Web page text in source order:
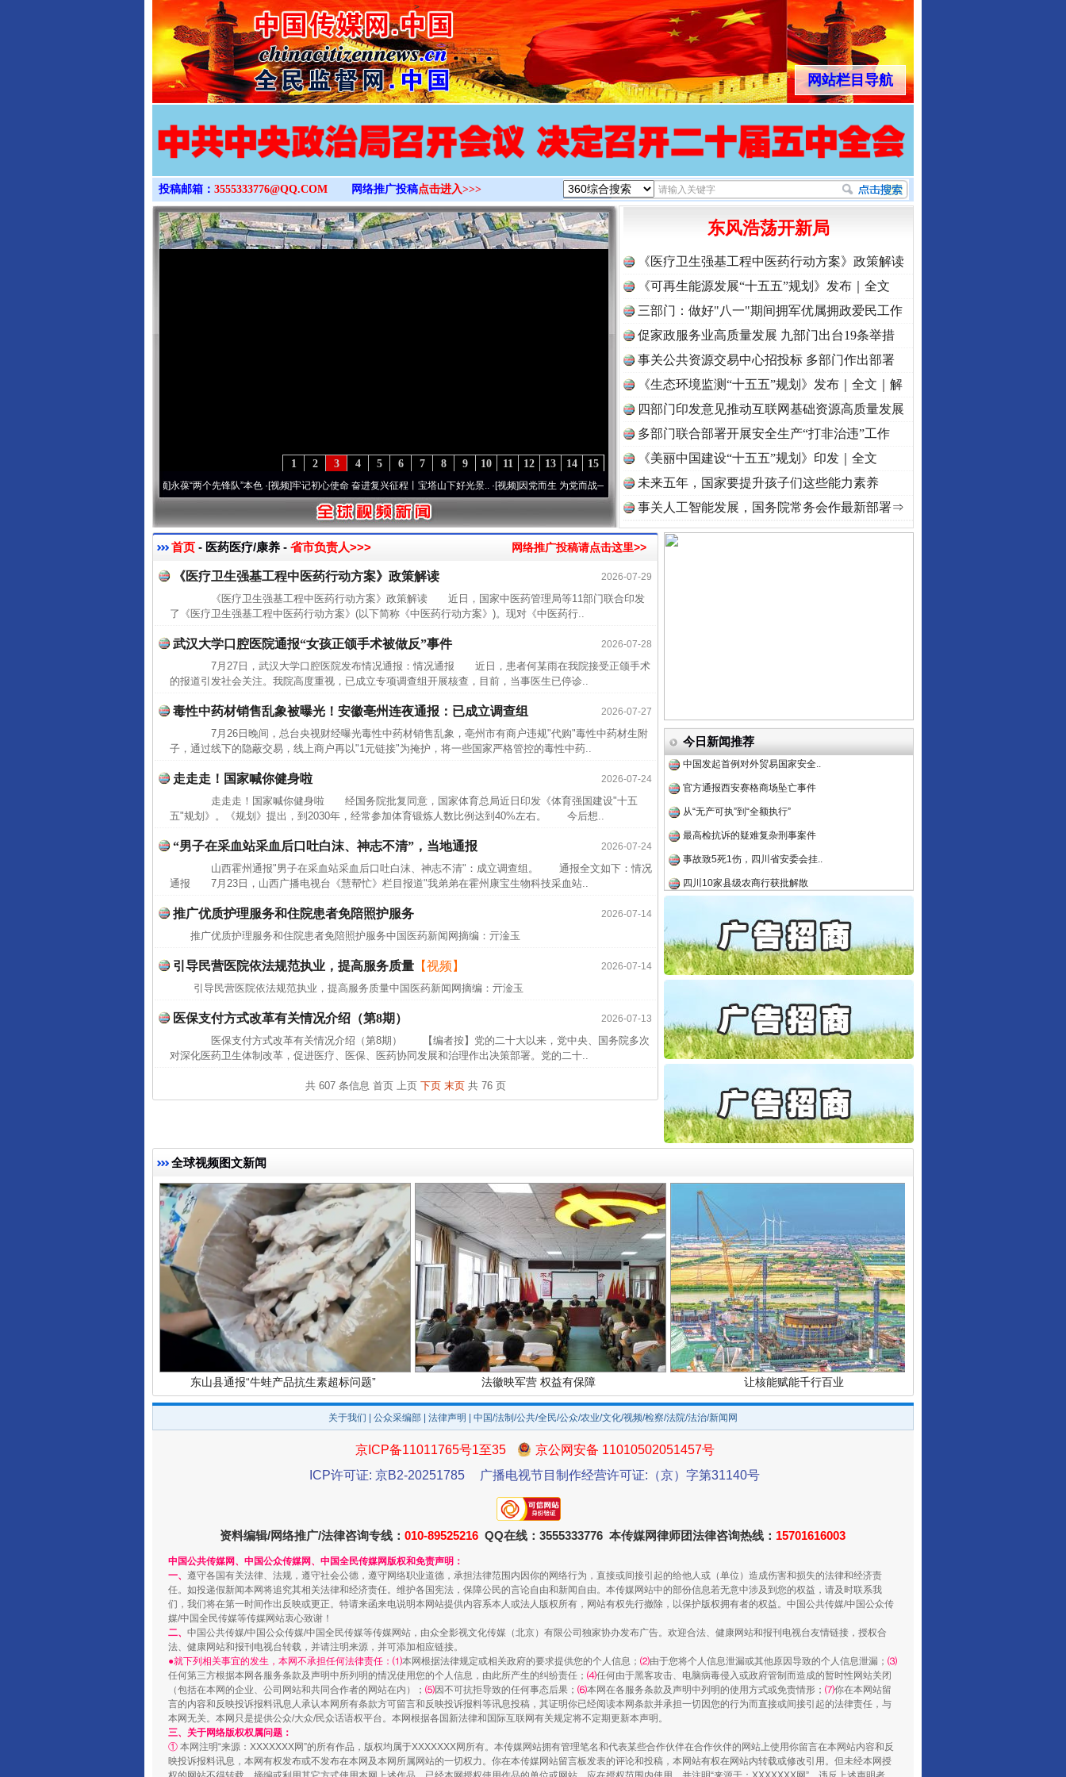
>
网站栏目导航
投稿邮箱： 3555333776@QQ.COM 网络推广投稿点击进入>>>
15
14
13
12
11
10
9
8
7
6
5
4
3
2
1
永葆“两个先锋队”本色·[视频]牢记初心使命 奋进复兴征程丨宝塔山下好光景..·[视频]因党而生 为党而战——百年“纪”事⑧加强纪律..·[视频]牢记初心使命 奋进复兴征程丨“转折之城”激荡..
东风浩荡开新局
《医疗卫生强基工程中医药行动方案》政策解读
《可再生能源发展“十五五”规划》发布｜全文
三部门：做好"八一"期间拥军优属拥政爱民工作
促家政服务业高质量发展 九部门出台19条举措
事关公共资源交易中心招投标 多部门作出部署
《生态环境监测“十五五”规划》发布｜全文｜解
读
四部门印发意见推动互联网基础资源高质量发展
多部门联合部署开展安全生产“打非治违”工作
《美丽中国建设“十五五”规划》印发｜全文
未来五年，国家要提升孩子们这些能力素养
事关人工智能发展，国务院常务会作最新部署⇒
首页 - 医药医疗/康养 - 省市负责人>>> 网络推广投稿请点击这里>>
2026-07-29
《医疗卫生强基工程中医药行动方案》政策解读
《医疗卫生强基工程中医药行动方案》政策解读 近日，国家中医药管理局等11部门联合印发
了《医疗卫生强基工程中医药行动方案》(以下简称《中医药行动方案》)。现对《中医药行..
2026-07-28
武汉大学口腔医院通报“女孩正颌手术被做反”事件
7月27日，武汉大学口腔医院发布情况通报：情况通报 近日，患者何某雨在我院接受正颌手术
的报道引发社会关注。我院高度重视，已成立专项调查组开展核查，目前，当事医生已停诊..
2026-07-27
毒性中药材销售乱象被曝光！安徽亳州连夜通报：已成立调查组
7月26日晚间，总台央视财经曝光毒性中药材销售乱象，亳州市有商户违规"代购"毒性中药材生附
子，通过线下的隐蔽交易，线上商户再以"1元链接"为掩护，将一些国家严格管控的毒性中药..
2026-07-24
走走走！国家喊你健身啦
走走走！国家喊你健身啦 经国务院批复同意，国家体育总局近日印发《体育强国建设"十五
五"规划》。《规划》提出，到2030年，经常参加体育锻炼人数比例达到40%左右。 今后想..
2026-07-24
“男子在采血站采血后口吐白沫、神志不清”，当地通报
山西霍州通报"男子在采血站采血后口吐白沫、神志不清"：成立调查组。 通报全文如下：情况
通报 7月23日，山西广播电视台《慧帮忙》栏目报道"我弟弟在霍州康宝生物科技采血站..
2026-07-14
推广优质护理服务和住院患者免陪照护服务
推广优质护理服务和住院患者免陪照护服务中国医药新闻网摘编：亓淦玉
2026-07-14
引导民营医院依法规范执业，提高服务质量 【视频】
引导民营医院依法规范执业，提高服务质量中国医药新闻网摘编：亓淦玉
2026-07-13
医保支付方式改革有关情况介绍（第8期）
医保支付方式改革有关情况介绍（第8期） 【编者按】党的二十大以来，党中央、国务院多次
对深化医药卫生体制改革，促进医疗、医保、医药协同发展和治理作出决策部署。党的二十..
共 607 条信息 首页 上页 下页 末页共 76 页
今日新闻推荐
中方对6家美国实体采取反制措..
中国发起首例对外贸易国家安全..
官方通报西安赛格商场坠亡事件
从“无产可执”到“全额执行”
最高检抗诉的疑难复杂刑事案件
事故致5死1伤，四川省安委会挂..
四川10家县级农商行获批解散
半生相守，一别两宽：这场老年..
26万保费，离婚时为何要分走一..
杨天誉，不得录用为公务员
传销头目出狱后办书院暴力管教..
四川省公安厅征集新型黑恶违法..
中方对6家美国实体采取反制措..
中国发起首例对外贸易国家安全..
从“无产可执”到“全额执行”
最高检抗诉的疑难复杂刑事案件
事故致5死1伤，四川省安委会挂..
全球视频图文新闻
行业协会接连发公告
东山县通报“牛蛙产品抗生素超标问题” 法徽映军营 权益有保障 让核能赋能千行百业
千年窑火 生生不息
揭开“小金库”的免责幌子 以产业富民促振兴 酒驾未被当场查获能处罚吗
关于我们 公众采编部 法律声明 | 中国/法制/公共/全民/公众/农业/文化/视频/检察/法院/法治/新闻网
京ICP备11011765号1至35
京公网安备 11010502051457号
ICP许可证: 京B2-20251785
广播电视节目制作经营许可证:（京）字第31140号
资料编辑/网络推广/法律咨询专线： 010-89525216 QQ在线：3555333776 本传媒网律师团法律咨询热线： 15701616003
中国公共传媒网、中国公众传媒网、中国全民传媒网版权和免责声明：
一、 遵守各国有关法律、法规，遵守社会公德，遵守网络职业道德，承担法律范围内因你的网络行为，直接或间接引起的给他人或（单位）造成伤害和损失的法律和经济责
任。如投递假新闻本网将追究其相关法律和经济责任。维护各国宪法，保障公民的言论自由和新闻自由。本传媒网站中的部份信息若无意中涉及到您的权益，请及时联系我
们，我们将在第一时间作出反映或更正。特请来函来电说明本网站提供内容系本人或法人版权所有，网站有权先行撤除，以保护版权拥有者的权益。中国公共传媒/中国公众传
媒/中国全民传媒等传媒网站衷心致谢！
二、 中国公共传媒/中国公众传媒/中国全民传媒等传媒网站，由众全影视文化传媒（北京）有限公司独家协办发布广告。欢迎合法、健康网站和报刊电视台友情链接，授权合
法、健康网站和报刊电视台转载，并请注明来源，并可添加相应链接。
●就下列相关事宜的发生，本网不承担任何法律责任：⑴本网根据法律规定或相关政府的要求提供您的个人信息； ⑵由于您将个人信息泄漏或其他原因导致的个人信息泄漏； ⑶
任何第三方根据本网各服务条款及声明中所列明的情况使用您的个人信息，由此所产生的纠纷责任； ⑷任何由于黑客攻击、电脑病毒侵入或政府管制而造成的暂时性网站关闭
（包括在本网的企业、公司网站和共同合作者的网站在内）； ⑸因不可抗拒导致的任何事态后果； ⑹本网在各服务条款及声明中列明的使用方式或免责情形； ⑺你在本网站留
言的内容和反映投诉报料讯息人承认本网所有条款方可留言和反映投诉报料等讯息投稿，其证明你已经阅读本网条款并承担一切因您的行为而直接或间接引起的法律责任，与
本网无关。本网只是提供公众/大众/民众话语权平台。本网根据各国新法律和国际互联网有关规定将不定期更新本声明。
三、关于网络版权权属问题：
① 本网注明“来源：XXXXXXX网”的所有作品，版权均属于XXXXXXX网所有。本传媒网站拥有管理笔名和代表某些合作伙伴在合作伙伴的网站上使用你留言在本网站内容和反
映投诉报料讯息，本网有权发布或不发布在本网及本网所属网站的一切权力。你在本传媒网站留言板发表的评论和投稿，本网站有权在网站内转载或修改引用。但未经本网授